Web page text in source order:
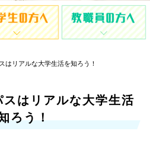
はリアルな大学生活を知ろう！
はリアルな大学生活
ろう！